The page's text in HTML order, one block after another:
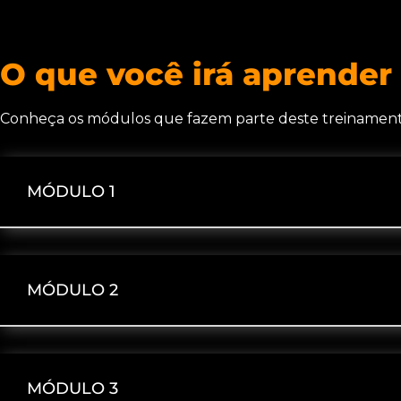
O que você irá aprender
Conheça os módulos que fazem parte deste
MÓDULO 1
MÓDULO 2
MÓDULO 3